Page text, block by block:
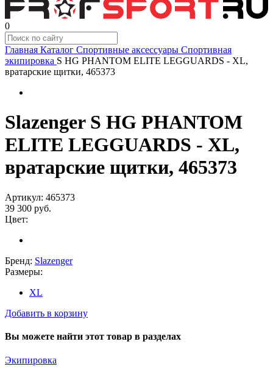
0
Главная Каталог Спортивные аксессуары Спортивная
экипировка S HG PHANTOM ELITE LEGGUARDS - XL,
вратарские щитки, 465373
Slazenger S HG PHANTOM
ELITE LEGGUARDS - XL,
вратарские щитки, 465373
Артикул: 465373
39 300 руб.
Цвет:
Бренд: Slazenger
Размеры:
XL
Добавить в корзину
Вы можете найти этот товар в разделах
Экипировка